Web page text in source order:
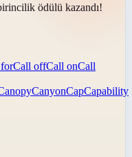
ödülü kazandı!
Call offCall onCall
CanyonCapCapability